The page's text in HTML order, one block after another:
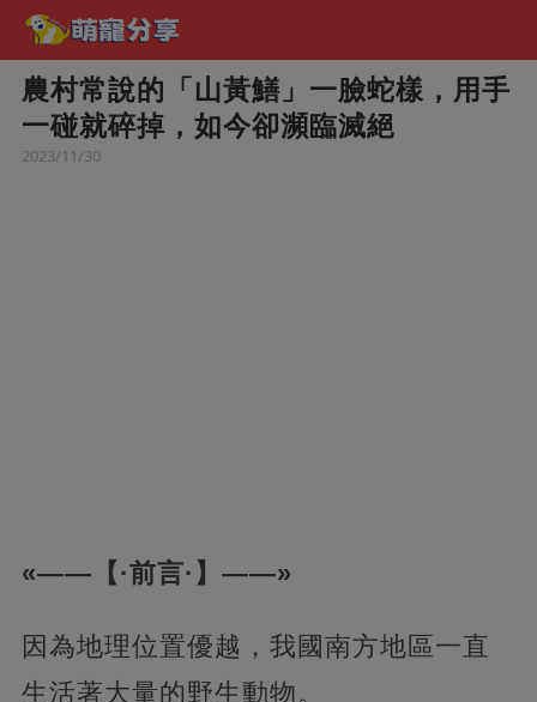
農村常說的「山黃鱔」一臉蛇樣，用手
一碰就碎掉，如今卻瀕臨滅絕
2023/11/30
«——【·前言·】——»
因為地理位置優越，我國南方地區一直
生活著大量的野生動物。